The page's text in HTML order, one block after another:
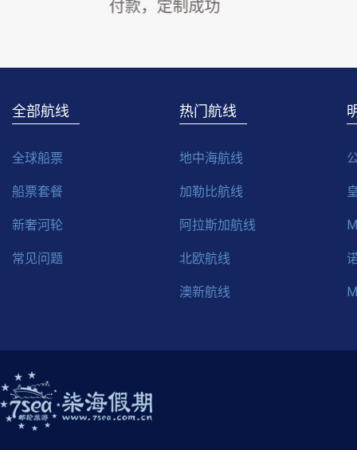
全部航线 热门航线
全球船票
船票套餐
新奢河轮
常见问题
地中海航线
加勒比航线
阿拉斯加航线
北欧航线
澳新航线